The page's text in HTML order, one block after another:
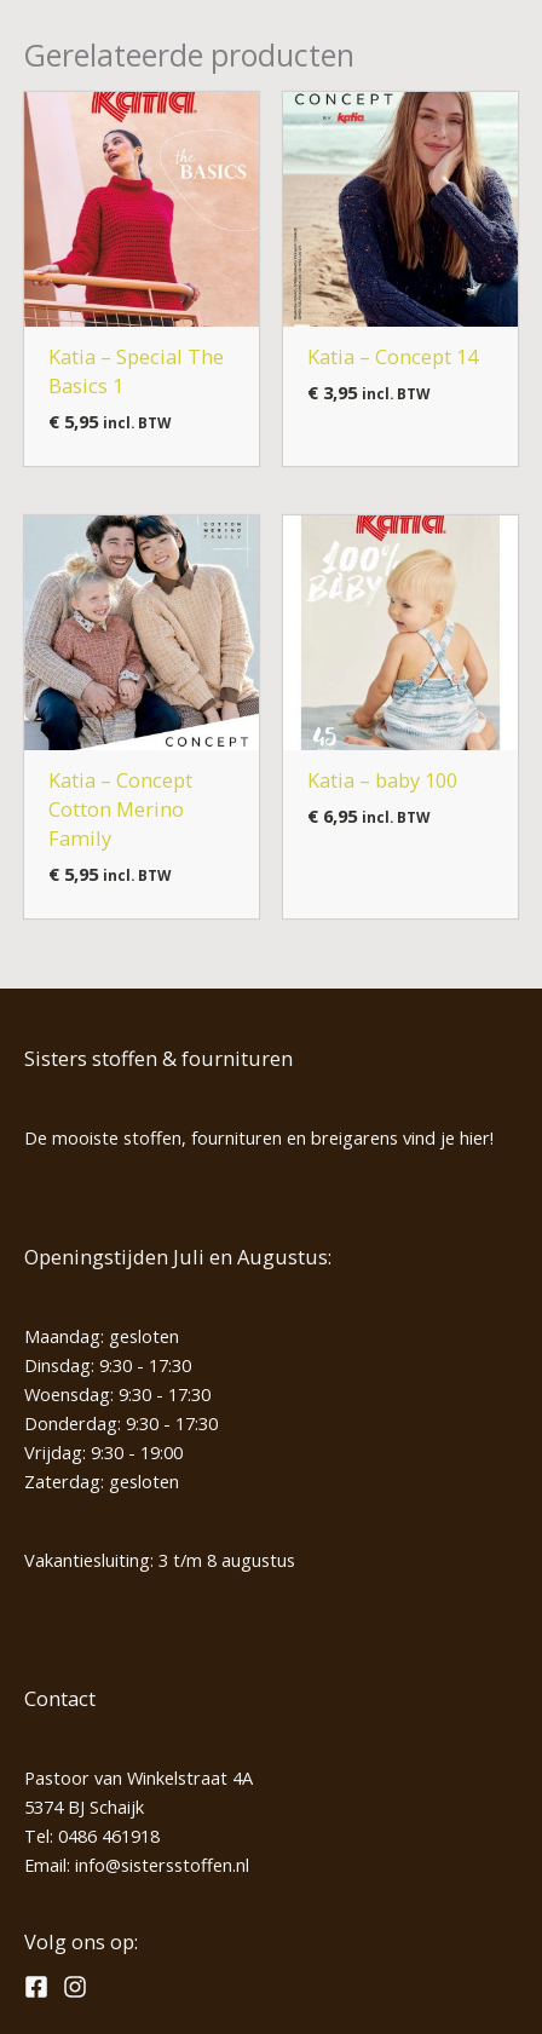
Gerelateerde producten
Katia – Special The
Basics 1
€5,95 incl. BTW
Katia – Concept 14
€3,95 incl. BTW
Katia – Concept
Cotton Merino
Family
€5,95 incl. BTW
Katia – baby 100
€6,95 incl. BTW
Sisters stoffen & fournituren
De mooiste stoffen, fournituren en breigarens vind je hier!
Openingstijden Juli en Augustus:
Maandag: gesloten
Dinsdag: 9:30 - 17:30
Woensdag: 9:30 - 17:30
Donderdag: 9:30 - 17:30
Vrijdag: 9:30 - 19:00
Zaterdag: gesloten
Vakantiesluiting: 3 t/m 8 augustus
Contact
Pastoor van Winkelstraat 4A
5374 BJ Schaijk
Tel: 0486 461918
Email: info@sistersstoffen.nl
Volg ons op: